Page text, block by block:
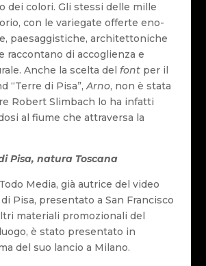
dei colori. Gli stessi delle mille
con le variegate offerte eno-
paesaggistiche, architettoniche
raccontano di accoglienza e
Anche la scelta del fontper il
“Terre di Pisa”,Arno, non è stata
Robert Slimbach lo ha infatti
al fiume che attraversa la
Pisa, natura Toscana
Media, già autrice del video
Pisa, presentato a San Francisco
materiali promozionali del
è stato presentato in
del suo lancio a Milano.